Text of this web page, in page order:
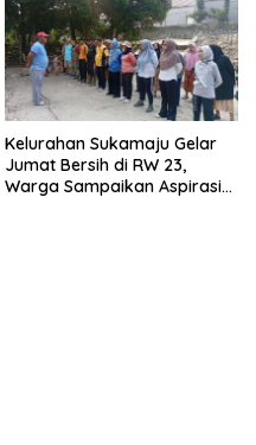
Kelurahan Sukamaju Gelar
Jumat Bersih di RW 23,
Warga Sampaikan Aspirasi